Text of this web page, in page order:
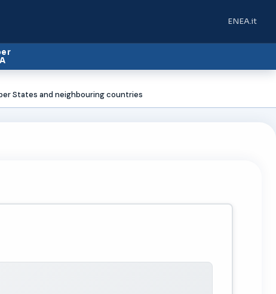
ENEA.it
(si apre in
States and neighbouring countries